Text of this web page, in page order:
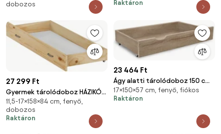
dobozos Raktáron
27 299 Ft
Gyermek tárolódoboz HÁZIKÓ
D3 fenyő
11,5-17×158×84 cm, fenyő,
dobozos
Raktáron
23 464 Ft
Ágy alatti tárolódoboz 150 cm,
sonoma tölgy
17×150×57 cm, fenyő, fiókos
Raktáron